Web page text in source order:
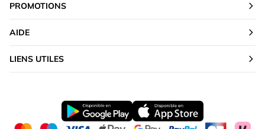
PROMOTIONS
AIDE
LIENS UTILES